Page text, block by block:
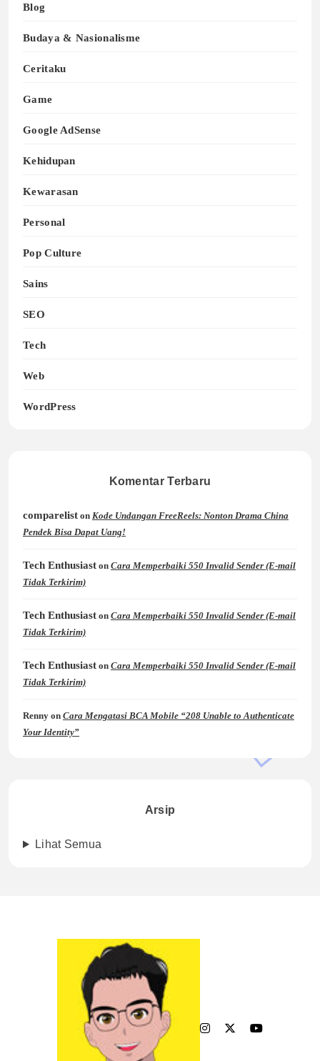
Blog
Budaya & Nasionalisme
Ceritaku
Game
Google AdSense
Kehidupan
Kewarasan
Personal
Pop Culture
Sains
SEO
Tech
Web
WordPress
Komentar Terbaru
comparelist on Kode Undangan FreeReels: Nonton Drama China
Pendek Bisa Dapat Uang!
Tech Enthusiast on Cara Memperbaiki 550 Invalid Sender (E-mail
Tidak Terkirim)
Tech Enthusiast on Cara Memperbaiki 550 Invalid Sender (E-mail
Tidak Terkirim)
Tech Enthusiast on Cara Memperbaiki 550 Invalid Sender (E-mail
Tidak Terkirim)
Renny on Cara Mengatasi BCA Mobile “208 Unable to Authenticate
Your Identity”
Arsip
Lihat Semua